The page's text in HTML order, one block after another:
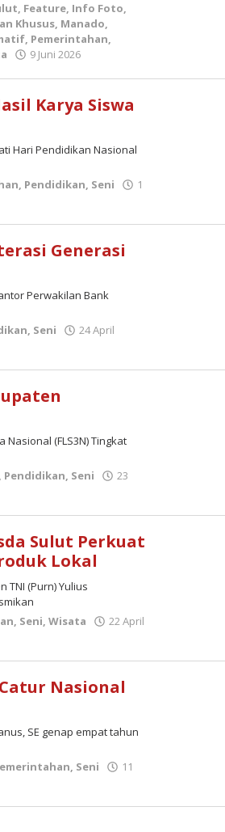
, Feature, Info Foto,
Khusus, Manado,
, Pemerintahan,
9 Juni 2026
Karya Siswa
Hari Pendidikan Nasional
, Pendidikan, Seni
1
Generasi
Perwakilan Bank
, Seni
24 April
(FLS3N) Tingkat
, Pendidikan, Seni
23
Sulut Perkuat
Lokal
(Purn) Yulius
, Seni, Wisata
22 April
Nasional
SE genap empat tahun
, Seni
11